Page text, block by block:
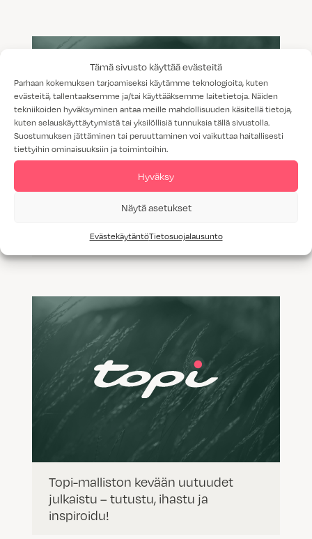
Tämä sivusto käyttää evästeitä
Parhaan kokemuksen tarjoamiseksi käytämme teknologioita, kuten
evästeitä, tallentaaksemme ja/tai käyttääksemme laitetietoja. Näiden
tekniikoiden hyväksyminen antaa meille mahdollisuuden käsitellä tietoja,
kuten selauskäyttäytymistä tai yksilöllisiä tunnuksia tällä sivustolla.
Suostumuksen jättäminen tai peruuttaminen voi vaikuttaa haitallisesti
tiettyihin ominaisuuksiin ja toimintoihin.
Hyväksy
Näytä asetukset
EvästekäytäntöTietosuojalausunto
keittiössä
Topi-malliston kevään uutuudet
julkaistu – tutustu, ihastu ja
inspiroidu!